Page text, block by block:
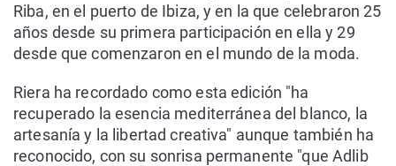
Riba, en el puerto de Ibiza, y en la que celebraron 25
años desde su primera participación en ella y 29
desde que comenzaron en el mundo de la moda.
Riera ha recordado como esta edición "ha
recuperado la esencia mediterránea del blanco, la
artesanía y la libertad creativa" aunque también ha
reconocido, con su sonrisa permanente "que Adlib